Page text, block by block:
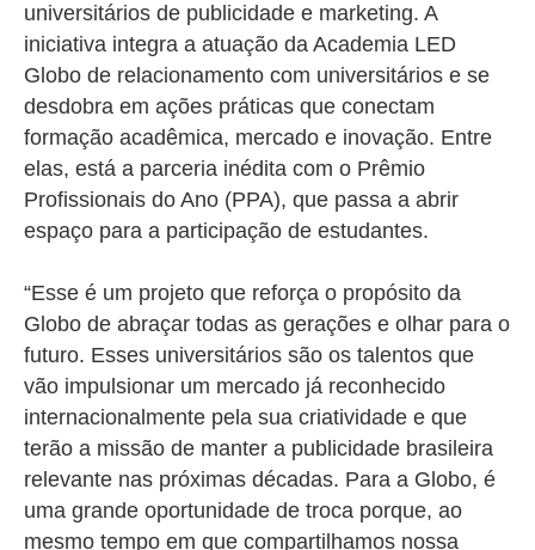
universitários de publicidade e marketing. A
iniciativa integra a atuação da Academia LED
Globo de relacionamento com universitários e se
desdobra em ações práticas que conectam
formação acadêmica, mercado e inovação. Entre
elas, está a parceria inédita com o Prêmio
Profissionais do Ano (PPA), que passa a abrir
espaço para a participação de estudantes.
“Esse é um projeto que reforça o propósito da
Globo de abraçar todas as gerações e olhar para o
futuro. Esses universitários são os talentos que
vão impulsionar um mercado já reconhecido
internacionalmente pela sua criatividade e que
terão a missão de manter a publicidade brasileira
relevante nas próximas décadas. Para a Globo, é
uma grande oportunidade de troca porque, ao
mesmo tempo em que compartilhamos nossa